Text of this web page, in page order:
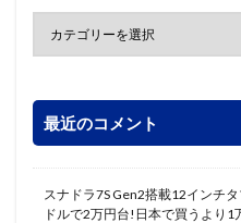
最近のコメント
スナドラ7S Gen2搭載12インチ
ドルで2万円台!日本で買うより